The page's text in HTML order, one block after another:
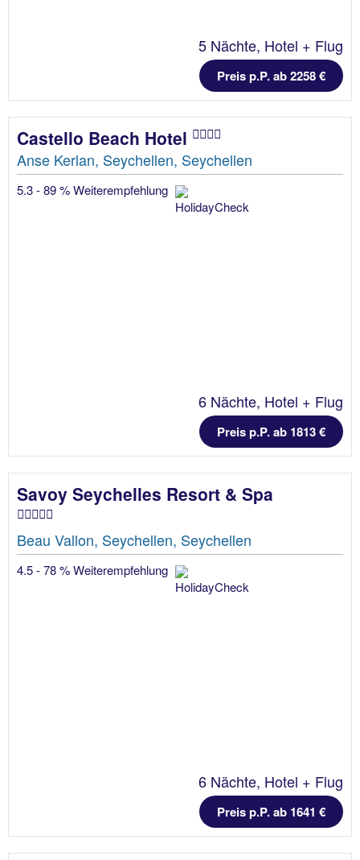
5 Nächte, Hotel + Flug
Preis p.P. ab 2258 €
Castello Beach Hotel
Anse Kerlan, Seychellen, Seychellen
5.3 - 89 % Weiterempfehlung
6 Nächte, Hotel + Flug
Preis p.P. ab 1813 €
Savoy Seychelles Resort & Spa
Beau Vallon, Seychellen, Seychellen
4.5 - 78 % Weiterempfehlung
6 Nächte, Hotel + Flug
Preis p.P. ab 1641 €